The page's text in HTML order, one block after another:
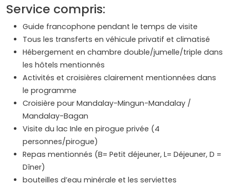
Service compris:
Guide francophone pendant le temps de visite
Tous les transferts en véhicule privatif et climatisé
Hébergement en chambre double/jumelle/triple dans
les hôtels mentionnés
Activités et croisières clairement mentionnées dans
le programme
Croisière pour Mandalay-Mingun-Mandalay /
Mandalay-Bagan
Visite du lac Inle en pirogue privée (4
personnes/pirogue)
Repas mentionnés (B= Petit déjeuner, L= Déjeuner, D =
Dîner)
bouteilles d’eau minérale et les serviettes